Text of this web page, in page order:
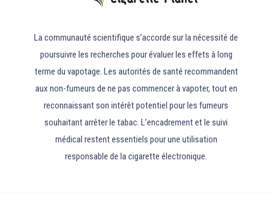
La communauté scientifique s’accorde sur la nécessité de
poursuivre les recherches pour évaluer les effets à long
terme du vapotage. Les autorités de santé recommandent
aux non-fumeurs de ne pas commencer à vapoter, tout en
reconnaissant son intérêt potentiel pour les fumeurs
souhaitant arrêter le tabac. L’encadrement et le suivi
médical restent essentiels pour une utilisation
responsable de la cigarette électronique.